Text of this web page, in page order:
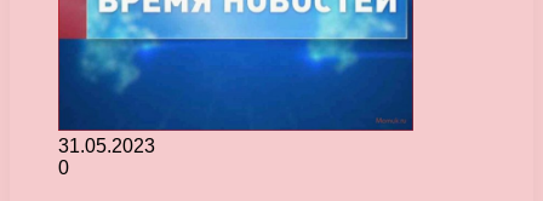
31.05.2023
0